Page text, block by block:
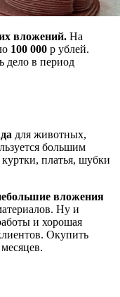
вложений. На
100 000 р ублей.
дело в период
для животных,
большим
платья, шубки
вложения
Ну и
и хорошая
Окупить